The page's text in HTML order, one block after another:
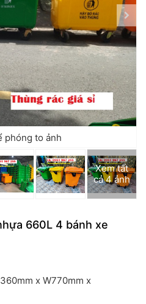
phóng to ảnh
Xem tất
cả 4 ảnh
660L 4 bánh xe
x W770mm x